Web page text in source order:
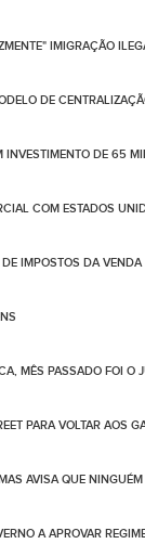
IMIGRAÇÃO
DE
INVESTIMENTO DE 65
COM ESTADOS
IMPOSTOS DA
MÊS PASSADO FOI O
PARA VOLTAR AOS
AVISA QUE
A APROVAR